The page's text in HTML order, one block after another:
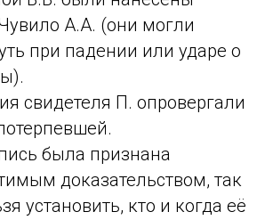
А.А. (они могли
при падении или ударе о
свидетеля П. опровергали
была признана
доказательством, так
установить, кто и когда её